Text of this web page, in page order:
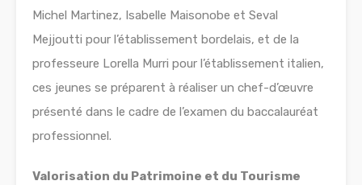
Michel Martinez, Isabelle Maisonobe et Seval
Mejjoutti pour l’établissement bordelais, et de la
professeure Lorella Murri pour l’établissement italien,
ces jeunes se préparent à réaliser un chef-d’œuvre
présenté dans le cadre de l’examen du baccalauréat
professionnel.
Valorisation du Patrimoine et du Tourisme